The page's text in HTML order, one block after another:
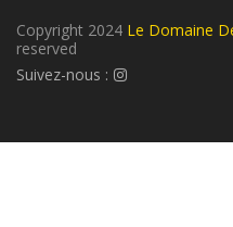
Copyright 2024 Le Domaine
reserved
Suivez-nous :